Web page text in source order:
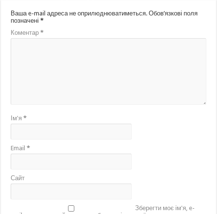
Ваша e-mail адреса не оприлюднюватиметься. Обов’язкові поля
позначені*
Коментар*
Ім'я*
Email*
Сайт
Зберегти моє ім'я, e-